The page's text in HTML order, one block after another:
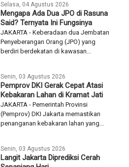
Selasa, 04 Agustus 2026
Mengapa Ada Dua JPO di Rasuna
Said? Ternyata Ini Fungsinya
JAKARTA - Keberadaan dua Jembatan
Penyeberangan Orang (JPO) yang
berdiri berdekatan di kawasan...
Senin, 03 Agustus 2026
Pemprov DKI Gerak Cepat Atasi
Kebakaran Lahan di Kramat Jati
JAKARTA - Pemerintah Provinsi
(Pemprov) DKI Jakarta memastikan
penanganan kebakaran lahan yang...
Senin, 03 Agustus 2026
Langit Jakarta Diprediksi Cerah